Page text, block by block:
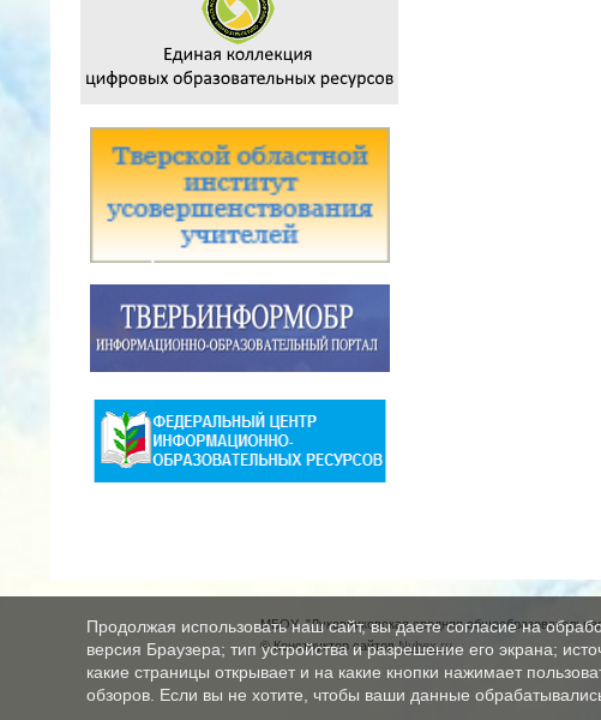
МБОУ "Луковниковская средняя
© Конструктор сайтовNubex.ru
Продолжая использовать наш сайт, вы даете согласие на
версия Браузера; тип устройства и разрешение его экрана;
какие страницы открывает и на какие кнопки нажимает
обзоров. Если вы не хотите, чтобы ваши данные